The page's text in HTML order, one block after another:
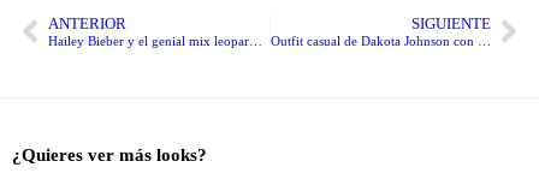
ANTERIOR SIGUIENTE
¿Quieres ver más looks?